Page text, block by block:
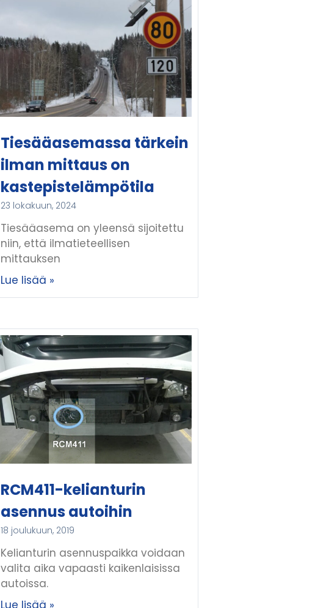
Tiesääasemassa tärkein
ilman mittaus on
kastepistelämpötila
23 lokakuun, 2024
Tiesääasema on yleensä sijoitettu
niin, että ilmatieteellisen
mittauksen
Lue lisää »
RCM411-kelianturin
asennus autoihin
18 joulukuun, 2019
Kelianturin asennuspaikka voidaan
valita aika vapaasti kaikenlaisissa
autoissa.
Lue lisää »